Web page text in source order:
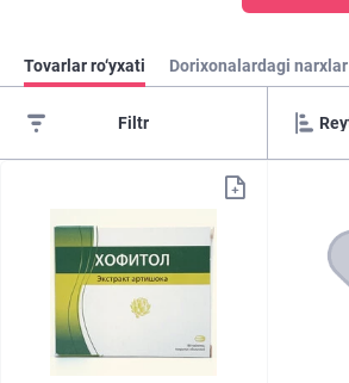
Tovarlar ro‘yxati Dorixonalardagi narxlar
Filtr